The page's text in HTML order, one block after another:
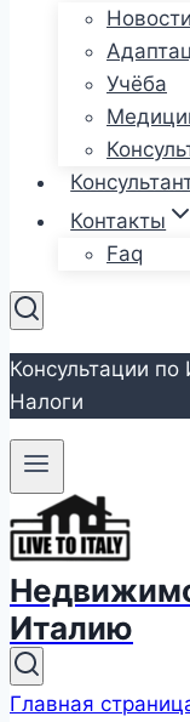
Учёба
Контакты
Faq
Консультации
Налоги
Италию
Главная